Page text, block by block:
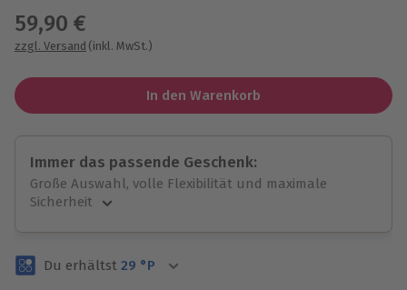
59,90 €
zzgl. Versand (inkl. MwSt.)
In den Warenkorb
Immer das passende Geschenk:
Große Auswahl, volle Flexibilität und maximale
Sicherheit
Volle Flexibilität
Du erhältst 29 °P